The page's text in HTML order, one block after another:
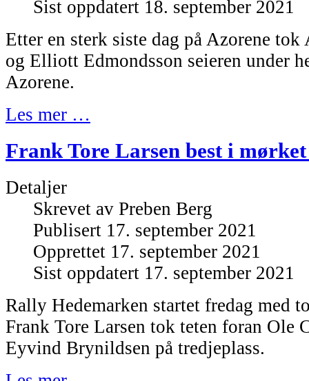
Sist oppdatert 18. september 2021
Etter en sterk siste dag på Azorene
og Elliott Edmondsson seieren under
Azorene.
Les mer …
Frank Tore Larsen best i
Detaljer
Skrevet av Preben Berg
Publisert 17. september 2021
Opprettet 17. september 2021
Sist oppdatert 17. september 2021
Rally Hedemarken startet fredag med
Frank Tore Larsen tok teten foran Ole
Eyvind Brynildsen på tredjeplass.